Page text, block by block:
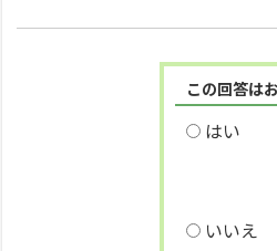
この回答は
はい
いいえ